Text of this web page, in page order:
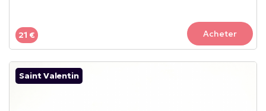
21 € Acheter
Saint Valentin